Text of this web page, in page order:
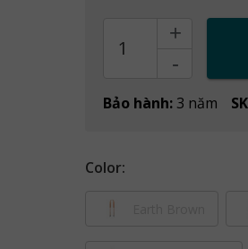
+
-
Bảo hành: 3 năm
Color: